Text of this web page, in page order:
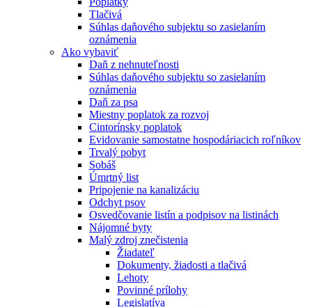
Tlačivá
Súhlas daňového subjektu so zasielaním
oznámenia
Ako vybaviť
Daň z nehnuteľnosti
Súhlas daňového subjektu so zasielaním
oznámenia
Daň za psa
Miestny poplatok za rozvoj
Cintorínsky poplatok
Evidovanie samostatne hospodáriacich roľníkov
Trvalý pobyt
Sobáš
Úmrtný list
Pripojenie na kanalizáciu
Odchyt psov
Osvedčovanie listín a podpisov na listinách
Nájomné byty
Malý zdroj znečistenia
Žiadateľ
Dokumenty, žiadosti a tlačivá
Lehoty
Povinné prílohy
Legislatíva